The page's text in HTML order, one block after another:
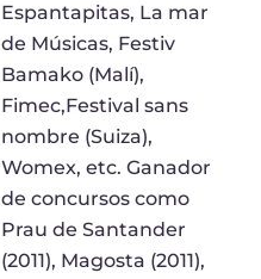
Espantapitas, La mar
de Músicas, Festiv
Bamako (Malí),
Fimec,Festival sans
nombre (Suiza),
Womex, etc. Ganador
de concursos como
Prau de Santander
(2011), Magosta (2011),